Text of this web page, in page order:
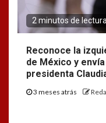
2 minutos de lectura
Reconoce la
de México y
presidenta
3 meses atrás